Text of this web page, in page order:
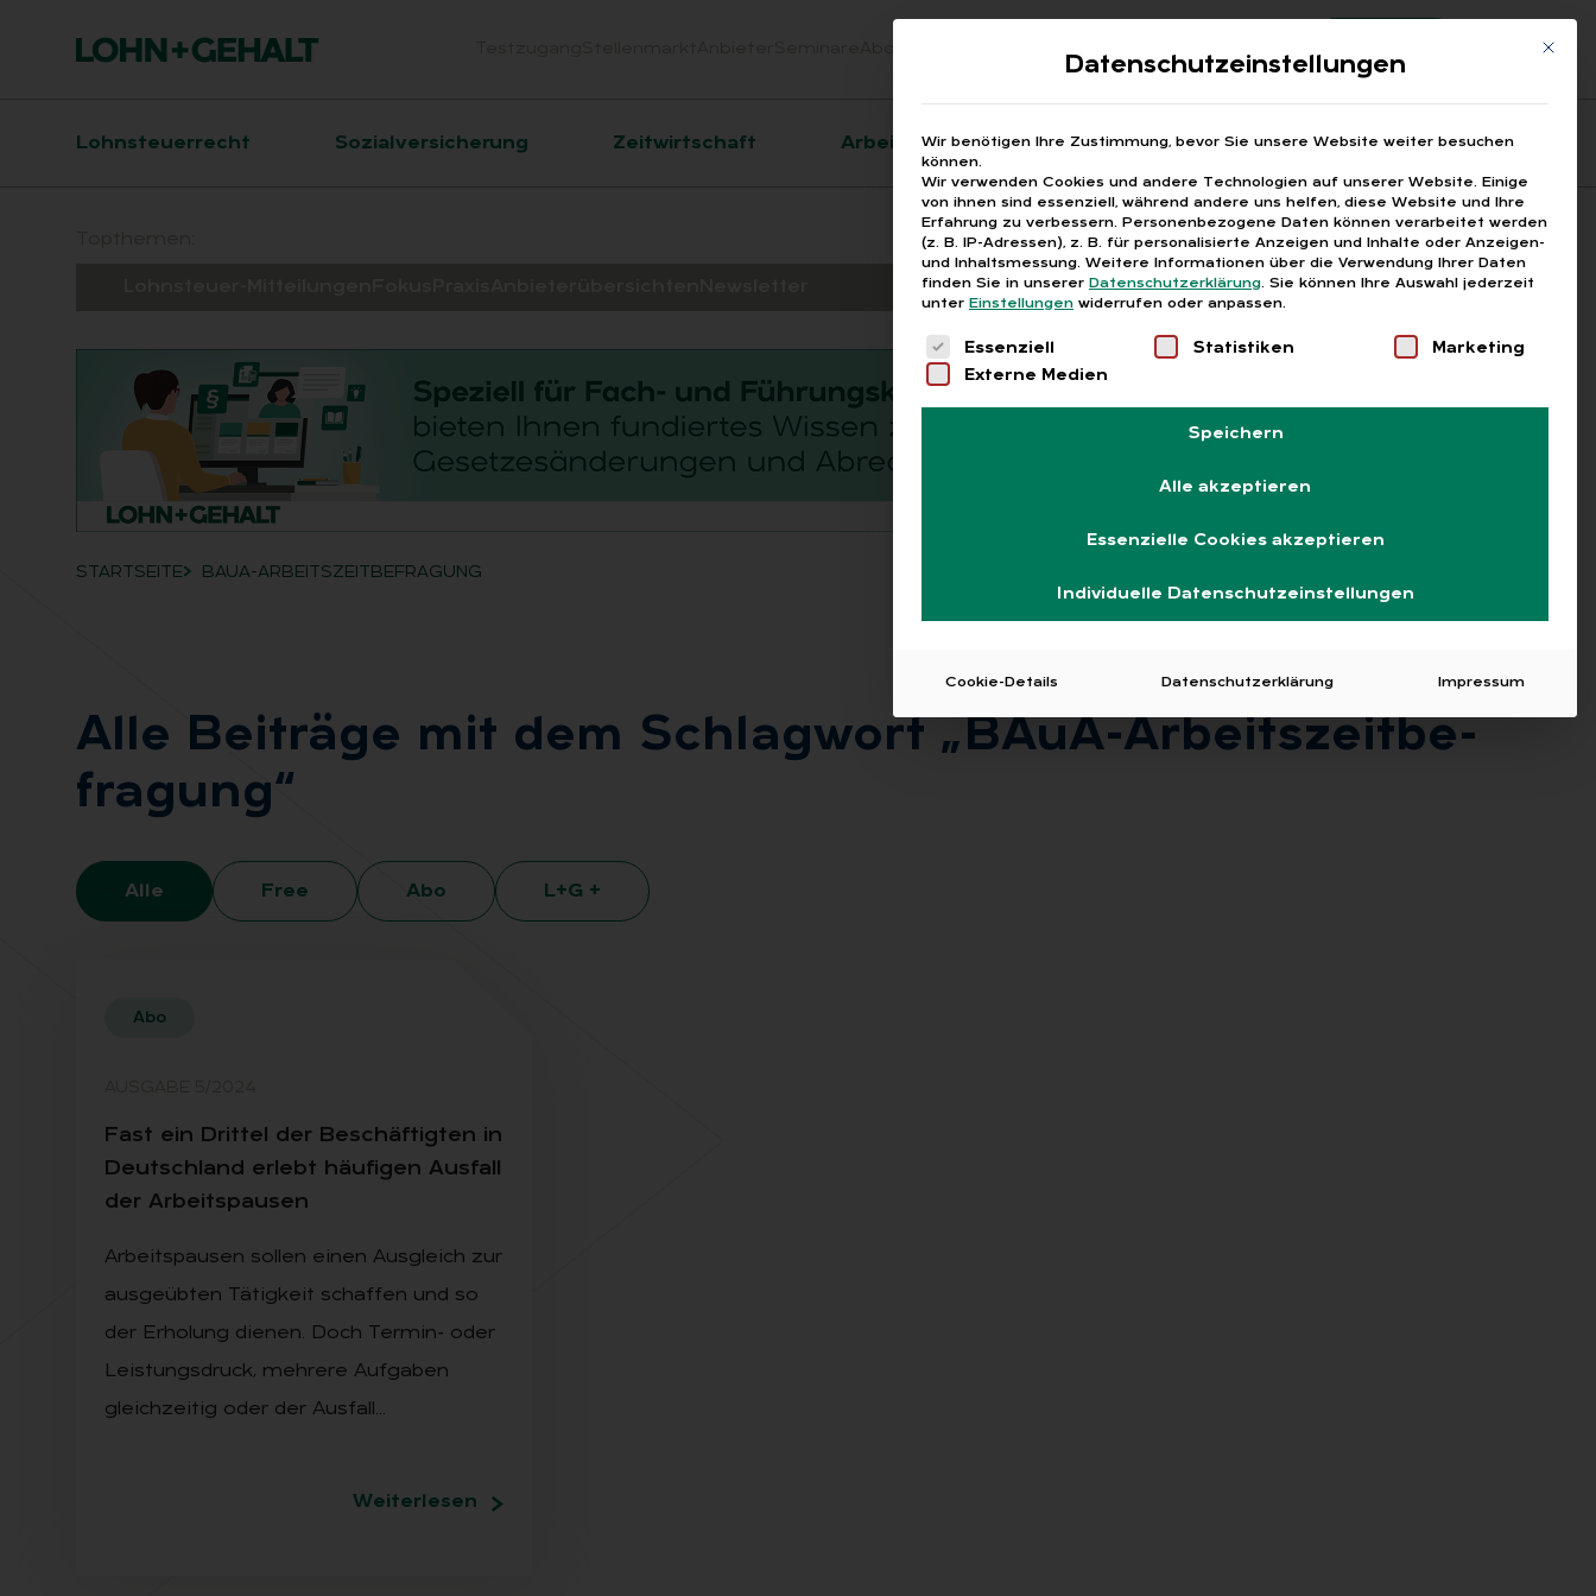
Suchen
Registrierung
Hauptnavigation
Lohnsteuerrecht Sozialversicherung Zeitwirtschaft Arbeitsrecht Fragen aus den ARGEn Printausgaben
Breadcrumb-Navigation
STARTSEITE BAUA-ARBEITSZEITBEFRAGUNG
Alle Bei­trä­ge mit dem Schlag­wort „BAuA-Ar­beits­zeit­be­
fra­gung“
Alle Free Abo L+G +
Abo
Fast ein Drit­tel der Be­schäf­tig­ten in
Deutsch­land er­lebt häu­fi­gen Aus­fall
der Ar­beits­pau­sen
Arbeitspausen sollen einen Ausgleich zur
ausgeübten Tätigkeit schaffen und so
der Erholung dienen. Doch Termin- oder
Leistungsdruck, mehrere Aufgaben
gleichzeitig oder der Ausfall…
Weiterlesen
Mit
Datenschutzeinstellungen
Wir benötigen Ihre Zustimmung, bevor Sie unsere Website weiter besuchen
können.
Wir verwenden Cookies und andere Technologien auf unserer Website. Einige
von ihnen sind essenziell, während andere uns helfen, diese Website und Ihre
Erfahrung zu verbessern. Personenbezogene Daten können verarbeitet werden
(z. B. IP-Adressen), z. B. für personalisierte Anzeigen und Inhalte oder Anzeigen-
und Inhaltsmessung. Weitere Informationen über die Verwendung Ihrer Daten
finden Sie in unserer Datenschutzerklärung. Sie können Ihre Auswahl jederzeit
unter Einstellungen widerrufen oder anpassen.
Es folgt eine Liste der Service-Gruppen, für die eine
Essenziell Statistiken
Marketing
Externe Medien
Speichern
Alle akzeptieren
Essenzielle Cookies akzeptieren
Individuelle Datenschutzeinstellungen
Cookie-Details Datenschutzerklärung Impressum